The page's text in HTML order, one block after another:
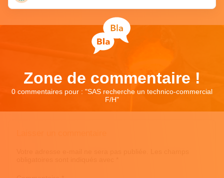
Zone de commentaire !
0 commentaires pour : "SAS recherche un technico-commercial
F/H"